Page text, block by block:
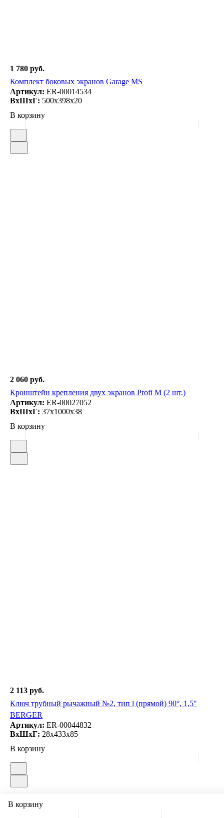
В корзину
1 780 руб.
Комплект боковых экранов Garage MS
Артикул: ER-00014534
ВxШxГ: 500x398x20
В корзину
2 060 руб.
Кронштейн крепления двух экранов Profi M (2 шт.)
Артикул: ER-00027052
ВxШxГ: 37x1000x38
В корзину
2 113 руб.
Ключ трубный рычажный №2, тип l (прямой) 90°, 1,5"
BERGER
Артикул: ER-00044832
ВxШxГ: 28x433x85
В корзину